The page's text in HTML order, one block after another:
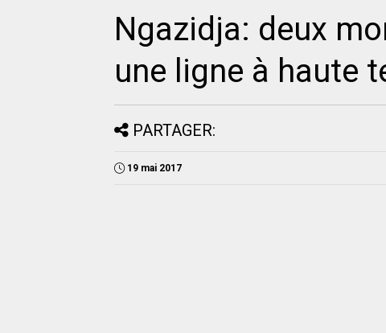
Ngazidja: deux
une ligne à haute
PARTAGER:
19 mai 2017